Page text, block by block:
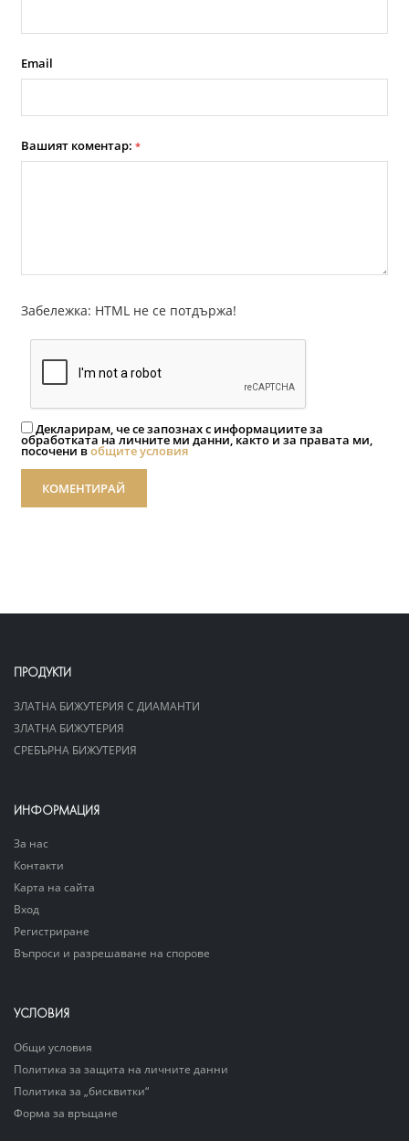
Email
Вашият коментар: *
Забележка: HTML не се потдържа!
Декларирам, че се запознах с информациите за
обработката на личните ми данни, както и за правата ми,
посочени вобщите условия
КОМЕНТИРАЙ
ПРОДУКТИ
ЗЛАТНА БИЖУТЕРИЯ С ДИАМАНТИ
ЗЛАТНА БИЖУТЕРИЯ
СРЕБЪРНА БИЖУТЕРИЯ
ИНФОРМАЦИЯ
За нас
Контакти
Карта на сайта
Вход
Регистриране
Въпроси и разрешаване на спорове
УСЛОВИЯ
Общи условия
Политика за защита на личните данни
Политика за „бисквитки“
Форма за връщане